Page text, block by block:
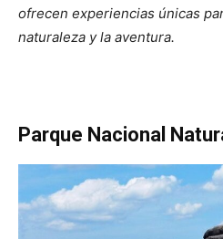
ofrecen experiencias únicas
naturaleza y la aventura.
Parque Nacional